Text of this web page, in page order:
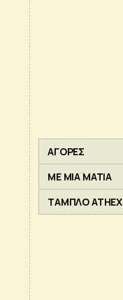
ΑΓΟΡΕΣ
ΜΕ ΜΙΑ ΜΑΤΙΑ
ΤΑΜΠΛΟ ATHEX